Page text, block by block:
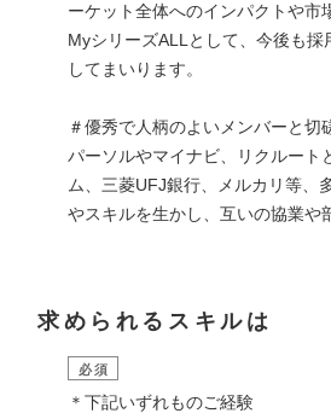
ーケット全体へのインパクトや市
MyシリーズALLとして、今後も
してまいります。
＃優秀で人柄のよいメンバーと切
パーソルやマイナビ、リクルート
ム、三菱UFJ銀行、メルカリ等、
やスキルを生かし、互いの協業や
求められるスキルは
必須
＊下記いずれものご経験